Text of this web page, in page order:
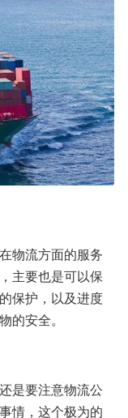
物流方面的服务
主要也是可以保
保护，以及进度
的安全。
是要注意物流公
情，这个极为的